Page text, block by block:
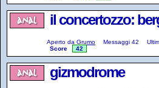
il concertozzo:
Aperto da Grumo Messaggi 42
Score
42
gizmodrome